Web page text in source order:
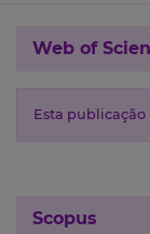
Web of
Esta
Scopus